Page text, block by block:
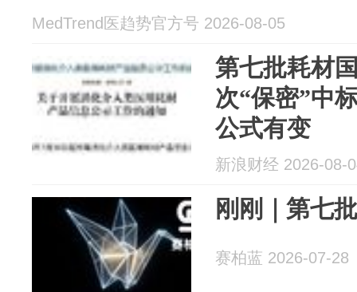
MedTrend医趋势官方号 2026-08-05
第七批耗材
次“保密”中
公式有变
新浪财经 2026-08-
刚刚｜第七
赛柏蓝 2026-07-28